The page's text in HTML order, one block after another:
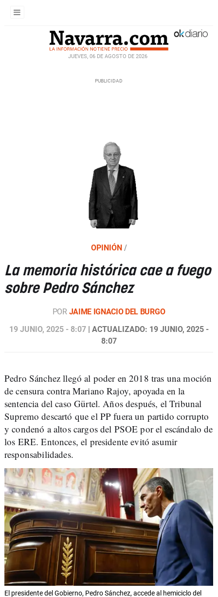
JUEVES, 06 DE AGOSTO DE 2026
OPINIÓN /
La memoria histórica cae a fuego
sobre Pedro Sánchez
POR JAIME IGNACIO DEL BURGO
19 JUNIO, 2025 - 8:07| ACTUALIZADO: 19 JUNIO, 2025 -
8:07
Pedro Sánchez llegó al poder en 2018 tras una moción
de censura contra Mariano Rajoy, apoyada en la
sentencia del caso Gürtel. Años después, el Tribunal
Supremo descartó que el PP fuera un partido corrupto
y condenó a altos cargos del PSOE por el escándalo de
los ERE. Entonces, el presidente evitó asumir
responsabilidades.
El presidente del Gobierno, Pedro Sánchez, accede al hemiciclo del